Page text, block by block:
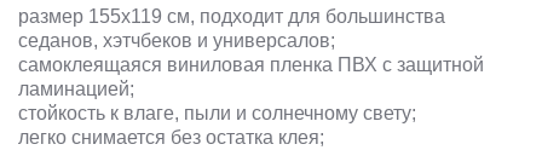
размер 155x119 см, подходит для большинства
седанов, хэтчбеков и универсалов;
самоклеящаяся виниловая пленка ПВХ с защитной
ламинацией;
стойкость к влаге, пыли и солнечному свету;
легко снимается без остатка клея;